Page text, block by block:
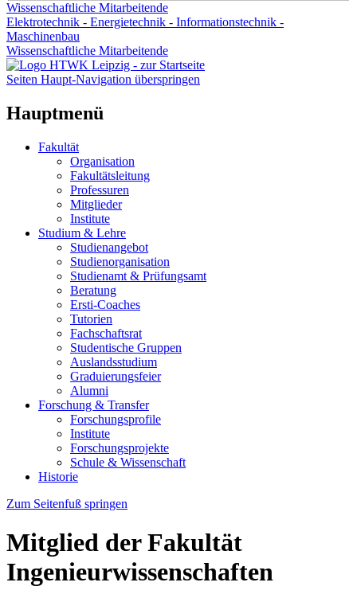
Wissenschaftliche Mitarbeitende
Elektrotechnik - Energietechnik - Informationstechnik -
Maschinenbau
Wissenschaftliche Mitarbeitende
Seiten Haupt-Navigation überspringen
Hauptmenü
Fakultät
Organisation
Fakultätsleitung
Professuren
Mitglieder
Institute
Studium & Lehre
Studienangebot
Studienorganisation
Studienamt & Prüfungsamt
Beratung
Ersti-Coaches
Tutorien
Fachschaftsrat
Studentische Gruppen
Auslandsstudium
Graduierungsfeier
Alumni
Forschung & Transfer
Forschungsprofile
Institute
Forschungsprojekte
Schule & Wissenschaft
Historie
Zum Seitenfuß springen
Mitglied der Fakultät
Ingenieurwissenschaften